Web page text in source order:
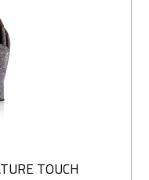
TOUCH